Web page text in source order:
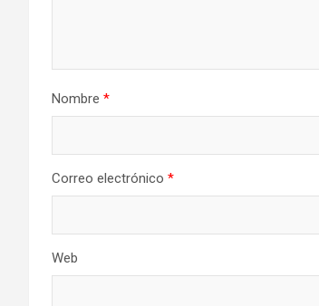
Nombre *
Correo electrónico *
Web